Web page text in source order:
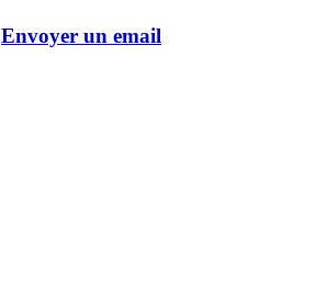
Envoyer un email